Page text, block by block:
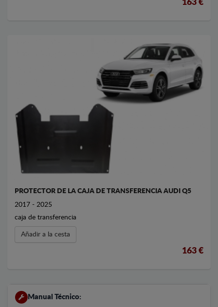
163 €
PROTECTOR DE LA CAJA DE TRANSFERENCIA AUDI Q5
2017 - 2025
caja de transferencia
Añadir a la cesta
163 €
Manual Técnico: